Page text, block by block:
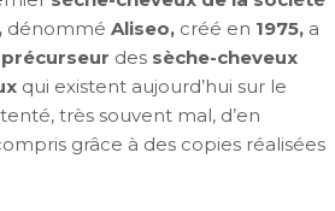
,dénommé Aliseo,créé en 1975,a
précurseur des sèche-cheveux
qui existent aujourd’hui sur le
très souvent mal, d’en
grâce à des copies réalisées